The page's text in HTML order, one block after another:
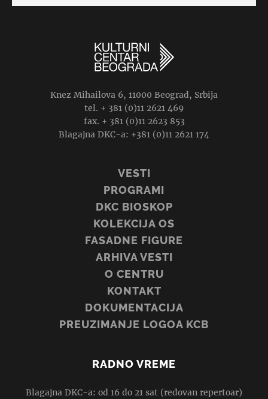
Knez Mihailova 6, 11000 Beograd, Srbija
tel. + 381 (0)11 2621 469
fax. + 381 (0)11 2623 853
Blagajna DKC-a: +381 (0)11 2621 174
VESTI
PROGRAMI
DKC BIOSKOP
KOLEKCIJA OS
FASADNE FIGURE
ARHIVA VESTI
O CENTRU
KONTAKT
DOKUMENTACIJA
PREUZIMANJE LOGOA KCB
RADNO VREME
Blagajna DKC-a: od 16 do 21 sat (redovan repertoar)